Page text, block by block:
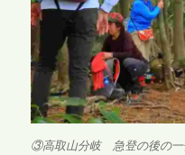
③高取山分岐 急登の後の一